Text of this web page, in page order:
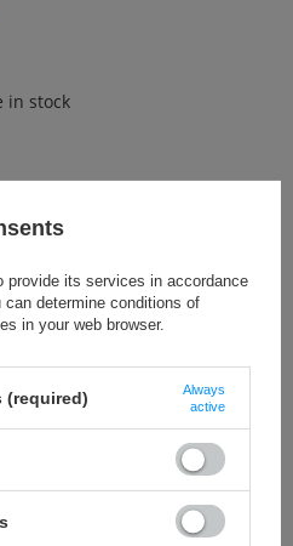
in stock
basket
its services in accordance
can determine conditions of
in your web browser.
(required)
Always
active